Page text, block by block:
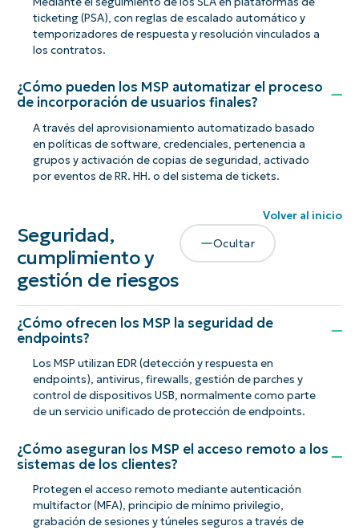
ticketing (PSA), con reglas de escalado automático y
temporizadores de respuesta y resolución vinculados a
los contratos.
¿Cómo pueden los MSP automatizar el proceso
de incorporación de usuarios finales?
A través del aprovisionamiento automatizado basado
en políticas de software, credenciales, pertenencia a
grupos y activación de copias de seguridad, activado
por eventos de RR. HH. o del sistema de tickets.
Volver al inicio
Seguridad,
cumplimiento y
gestión de riesgos
Ocultar
¿Cómo ofrecen los MSP la seguridad de
endpoints?
Los MSP utilizan EDR (detección y respuesta en
endpoints), antivirus, firewalls, gestión de parches y
control de dispositivos USB, normalmente como parte
de un servicio unificado de protección de endpoints.
¿Cómo aseguran los MSP el acceso remoto a los
sistemas de los clientes?
Protegen el acceso remoto mediante autenticación
multifactor (MFA), principio de mínimo privilegio,
grabación de sesiones y túneles seguros a través de